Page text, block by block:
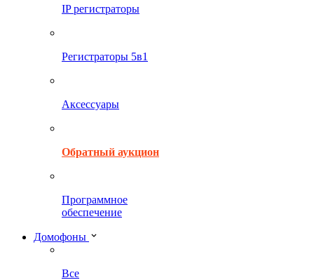
IP регистраторы
Регистраторы 5в1
Аксессуары
Обратный аукцион
Программное
обеспечение
Домофоны
Все